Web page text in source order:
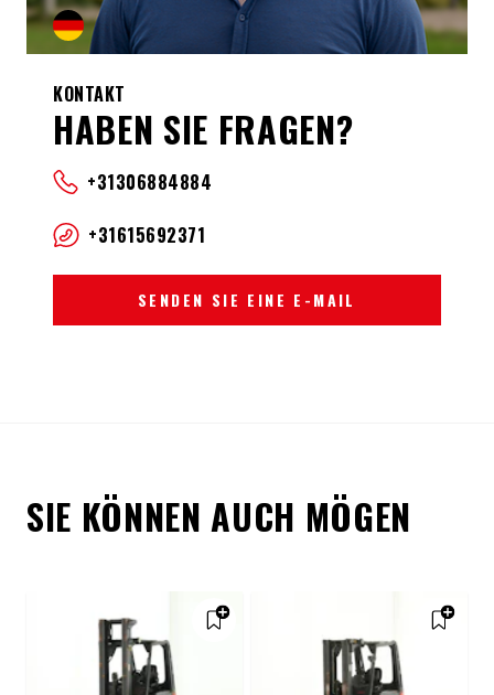
KONTAKT
HABEN SIE FRAGEN?
+31306884884
+31615692371
SENDEN SIE EINE E-MAIL
SIE KÖNNEN AUCH MÖGEN